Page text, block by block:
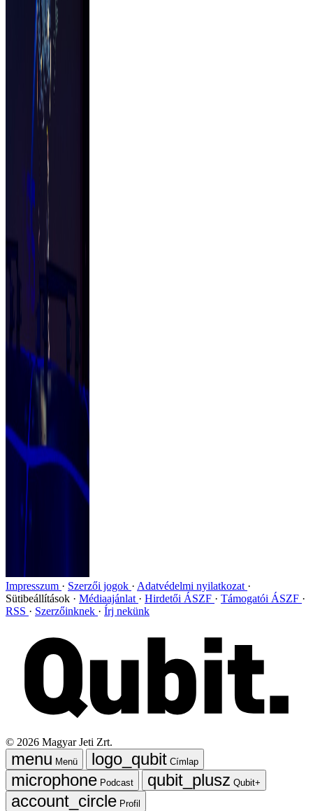
Impresszum Szerzői jogok
Adatvédelmi nyilatkozat
Sütibeállítások
Médiaajánlat Hirdetői ÁSZF
Támogatói ÁSZF
RSS
Szerzőinknek Írj nekünk
© 2026 Magyar Jeti Zrt.
Menü
Címlap
Podcast
Qubit+
Profil